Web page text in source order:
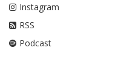
Instagram
RSS
Podcast